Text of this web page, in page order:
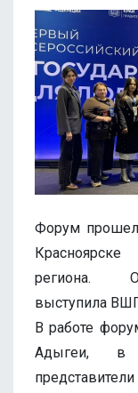
Форум
региона.
выступила
В работе
Адыгеи, в